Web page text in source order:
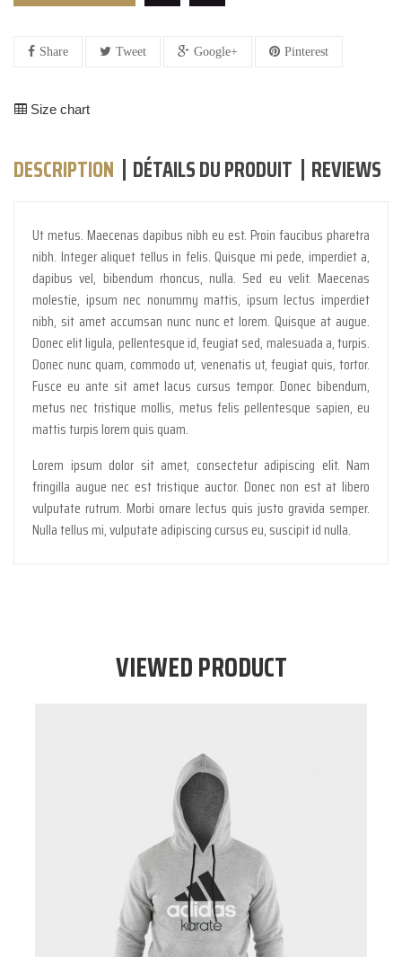
Share Tweet Google+ Pinterest
Size chart
DESCRIPTION DÉTAILS DU PRODUIT REVIEWS
Ut metus. Maecenas dapibus nibh eu est. Proin faucibus pharetra
nibh. Integer aliquet tellus in felis. Quisque mi pede, imperdiet a,
dapibus vel, bibendum rhoncus, nulla. Sed eu velit. Maecenas
molestie, ipsum nec nonummy mattis, ipsum lectus imperdiet
nibh, sit amet accumsan nunc nunc et lorem. Quisque at augue.
Donec elit ligula, pellentesque id, feugiat sed, malesuada a, turpis.
Donec nunc quam, commodo ut, venenatis ut, feugiat quis, tortor.
Fusce eu ante sit amet lacus cursus tempor. Donec bibendum,
metus nec tristique mollis, metus felis pellentesque sapien, eu
mattis turpis lorem quis quam.
Lorem ipsum dolor sit amet, consectetur adipiscing elit. Nam
fringilla augue nec est tristique auctor. Donec non est at libero
vulputate rutrum. Morbi ornare lectus quis justo gravida semper.
Nulla tellus mi, vulputate adipiscing cursus eu, suscipit id nulla.
VIEWED PRODUCT